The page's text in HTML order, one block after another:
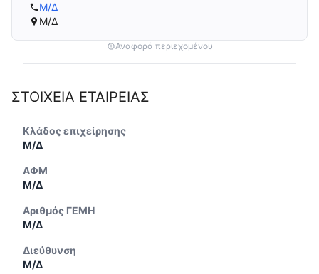
Μ/Δ
Μ/Δ
Αναφορά περιεχομένου
ΣΤΟΙΧΕΙΑ ΕΤΑΙΡΕΙΑΣ
Κλάδος επιχείρησης
Μ/Δ
ΑΦΜ
Μ/Δ
Αριθμός ΓΕΜΗ
Μ/Δ
Διεύθυνση
Μ/Δ